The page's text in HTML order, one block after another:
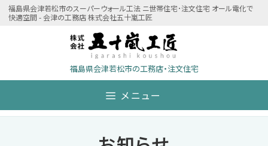
Skip福島県会津若松市のスーパーウォール工法 ニ世帯住宅･注文住宅 オール電化で
快適空間 - 会津の工務店 株式会社五十嵐工匠
福島県会津若松市の工務店・注文住宅
メニュー